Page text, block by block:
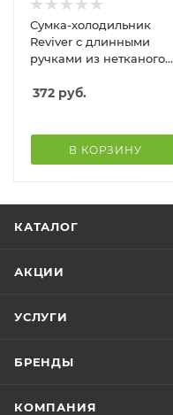
Сумка-холодильник
Reviver с длинными
ручками из нетканого
материала RPET, белый/
372 руб.
В КОРЗИНУ
КАТАЛОГ
АКЦИИ
УСЛУГИ
БРЕНДЫ
КОМПАНИЯ